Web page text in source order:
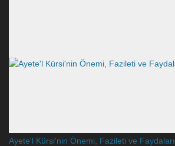
Ayete'l Kürsi'nin Önemi, Fazileti ve Faydaları